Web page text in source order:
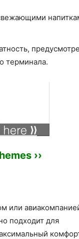
терминала.
››
или
подходит для